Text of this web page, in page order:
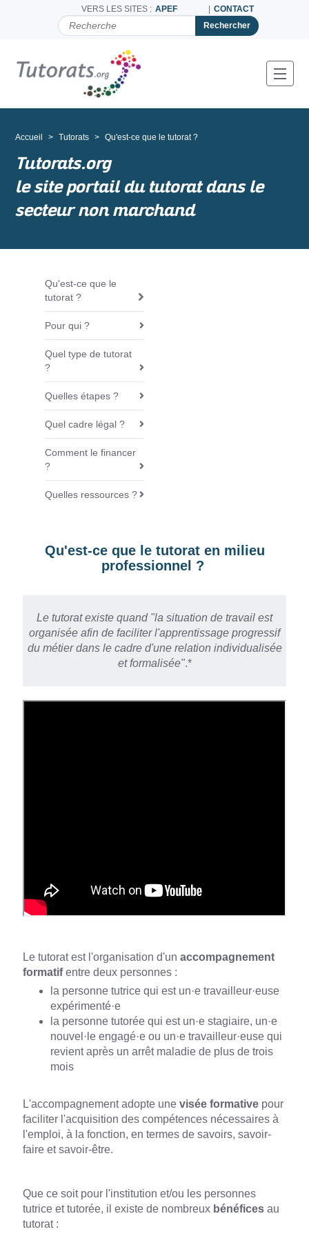
VERS LES SITES : APEF CONTACT
C
R
C
A
Accueil Tutorats Qu'est-ce que le tutorat ?
Tutorats.org
le site portail du tutorat dans le
secteur non marchand
N
a
v
i
g
i
o
n
Qu'est-ce que le
tutorat ?
Pour qui ?
Quel type de tutorat
?
Quelles étapes ?
Quel cadre légal ?
Comment le financer
?
Quelles ressources ?
Qu'est-ce que le tutorat en milieu
professionnel ?
Le tutorat existe quand "la situation de travail est
organisée afin de faciliter l'apprentissage progressif
du métier dans le cadre d'une relation individualisée
et formalisée".*
Le tutorat est l'organisation d'un accompagnement
formatifentre deux personnes :
la personne tutrice qui est un·e travailleur·euse
expérimenté·e
la personne tutorée qui est un·e stagiaire, un·e
nouvel·le engagé·e ou un·e travailleur·euse qui
revient après un arrêt maladie de plus de trois
mois
L'accompagnement adopte une visée formativepour
faciliter l'acquisition des compétences nécessaires à
l'emploi, à la fonction, en termes de savoirs, savoir-
faire et savoir-être.
Que ce soit pour l'institution et/ou les personnes
tutrice et tutorée, il existe de nombreux bénéficesau
tutorat :